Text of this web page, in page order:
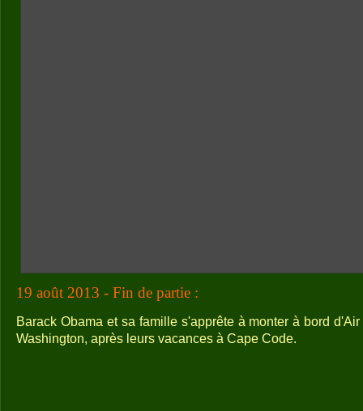
19 août 2013 - Fin de partie :
Barack Obama et sa famille s'apprête à monter à bord
Washington, après leurs vacances à Cape Code.